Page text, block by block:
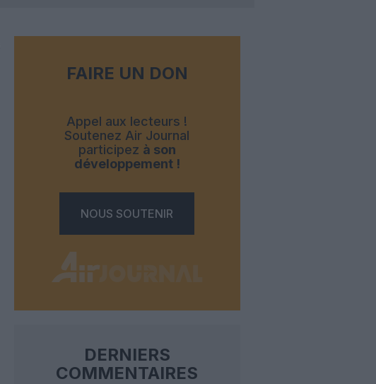
FAIRE UN DON
Appel aux lecteurs !
Soutenez Air Journal
participez à son
développement !
NOUS SOUTENIR
DERNIERS
COMMENTAIRES